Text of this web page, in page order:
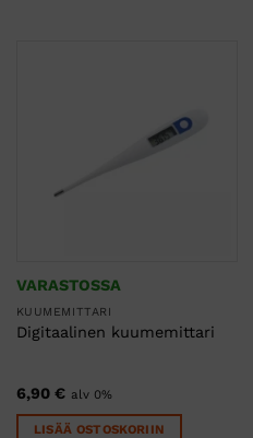
VARASTOSSA
KUUMEMITTARI
Digitaalinen kuumemittari
6,90 € alv 0%
LISÄÄ OSTOSKORIIN